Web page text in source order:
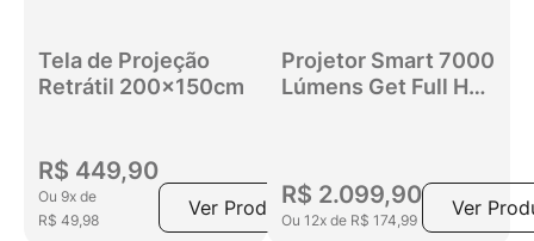
Tela de Projeção
Retrátil 200x150cm
R$ 449,90
Ou 9x de
R$ 49,98
Ver Produto
Projetor Smart 7000
Lúmens Get Full HD
R$ 2.099,90
Ou 12x de R$ 174,99
Ver